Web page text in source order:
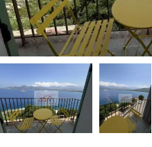
80.00m²
À partir de 1 600 € /
Semaine